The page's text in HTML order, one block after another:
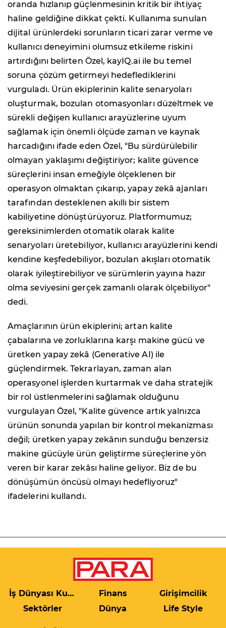
oranda hızlanıp güçlenmesinin kritik bir ihtiyaç
haline geldiğine dikkat çekti. Kullanıma sunulan
dijital ürünlerdeki sorunların ticari zarar verme ve
kullanıcı deneyimini olumsuz etkileme riskini
artırdığını belirten Özel, kayIQ.ai ile bu temel
soruna çözüm getirmeyi hedeflediklerini
vurguladı. Ürün ekiplerinin kalite senaryoları
oluşturmak, bozulan otomasyonları düzeltmek ve
sürekli değişen kullanıcı arayüzlerine uyum
sağlamak için önemli ölçüde zaman ve kaynak
harcadığını ifade eden Özel, "Bu sürdürülebilir
olmayan yaklaşımı değiştiriyor; kalite güvence
süreçlerini insan emeğiyle ölçeklenen bir
operasyon olmaktan çıkarıp, yapay zekâ ajanları
tarafından desteklenen akıllı bir sistem
kabiliyetine dönüştürüyoruz. Platformumuz;
gereksinimlerden otomatik olarak kalite
senaryoları üretebiliyor, kullanıcı arayüzlerini kendi
kendine keşfedebiliyor, bozulan akışları otomatik
olarak iyileştirebiliyor ve sürümlerin yayına hazır
olma seviyesini gerçek zamanlı olarak ölçebiliyor"
dedi.
Amaçlarının ürün ekiplerini; artan kalite
çabalarına ve zorluklarına karşı makine gücü ve
üretken yapay zekâ (Generative AI) ile
güçlendirmek. Tekrarlayan, zaman alan
operasyonel işlerden kurtarmak ve daha stratejik
bir rol üstlenmelerini sağlamak olduğunu
vurgulayan Özel, "Kalite güvence artık yalnızca
ürünün sonunda yapılan bir kontrol mekanizması
değil; üretken yapay zekânın sunduğu benzersiz
makine gücüyle ürün geliştirme süreçlerine yön
veren bir karar zekâsı haline geliyor. Biz de bu
dönüşümün öncüsü olmayı hedefliyoruz"
ifadelerini kullandı.
İş Dünyası Kulis Finans
Girişimcilik
Sektörler
Dünya Life Style